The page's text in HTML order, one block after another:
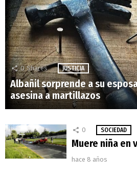
0 Shares JUSTICIA
Albañil sorprende a su
asesina a martillazos
0 SOCIEDAD
Muere niña en
hace 8 años